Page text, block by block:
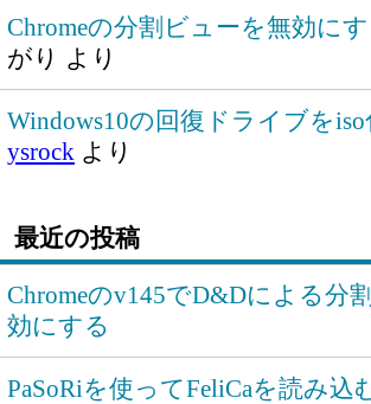
Chromeの分割ビューを無効に
がり より
Windows10の回復ドライブをiso
ysrockより
最近の投稿
Chromeのv145でD&Dによる分
効にする
PaSoRiを使ってFeliCaを読み込